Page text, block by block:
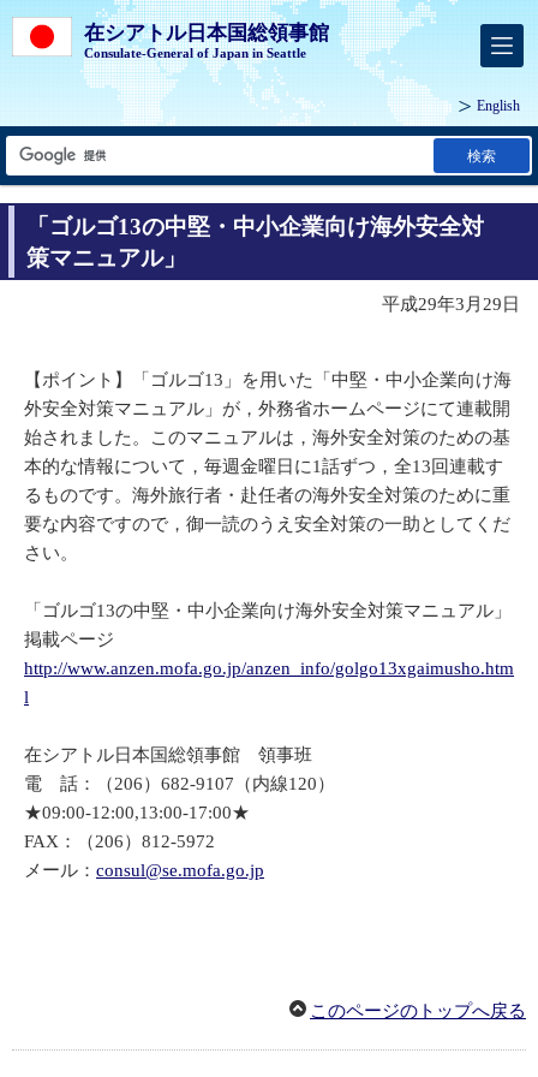
在シアトル日本国総領事館
Consulate-General of Japan in Seattle
English
検索
「ゴルゴ13の中堅・中小企業向け海外安全対
策マニュアル」
平成29年3月29日
【ポイント】「ゴルゴ13」を用いた「中堅・中小企業向け海
外安全対策マニュアル」が，外務省ホームページにて連載開
始されました。このマニュアルは，海外安全対策のための基
本的な情報について，毎週金曜日に1話ずつ，全13回連載す
るものです。海外旅行者・赴任者の海外安全対策のために重
要な内容ですので，御一読のうえ安全対策の一助としてくだ
さい。
「ゴルゴ13の中堅・中小企業向け海外安全対策マニュアル」
掲載ページ
http://www.anzen.mofa.go.jp/anzen_info/golgo13xgaimusho.htm
l
在シアトル日本国総領事館 領事班
電 話：（206）682-9107（内線120）
★09:00-12:00,13:00-17:00★
FAX：（206）812-5972
メール： consul@se.mofa.go.jp
このページのトップへ戻る